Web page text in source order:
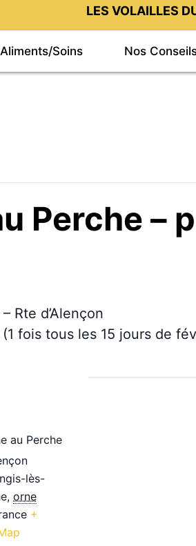
LES VOLAILLES
Aliments/Soins Nos
Perche –
Rte d’Alençon
fois tous les 15 jours de
au Perche
lès-
, orne
+